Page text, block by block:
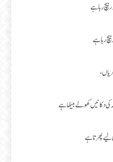
بیچ رہا ہے
رہا ہے
،
کی دکانیں کھولے بیٹھا ہے
لیے پھرتا ہے